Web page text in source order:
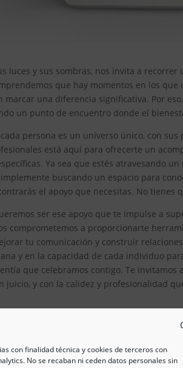
con finalidad técnica y cookies de terceros con
No se recaban ni ceden datos personales sin
luces y sus sombras, nos invita a
que hay momentos en los
marcar una diferencia significativa. Por
un punto de encuentro donde el
persona es un universo único, con
está aquí para ofrecerte un
Ya sea que estés atravesando
buscando un espacio para
el apoyo que necesitas. No
ser ese apoyo que te impulse a
comprometemos a proporcionarte
tu comunicación y construir
y en la capacidad de cada individuo
que celebramos contigo. Te
juicio, y con la calidez y profesionalidad